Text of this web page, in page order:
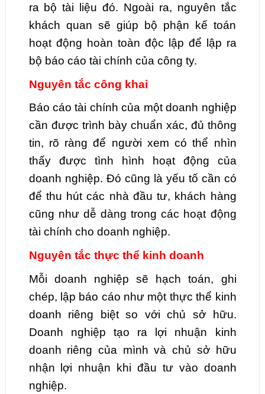
ra bộ tài liệu đó. Ngoài ra, nguyên tắc
khách quan sẽ giúp bộ phận kế toán
hoạt động hoàn toàn độc lập để lập ra
bộ báo cáo tài chính của công ty.
Nguyên tắc công khai
Báo cáo tài chính của một doanh nghiệp
cần được trình bày chuẩn xác, đủ thông
tin, rõ ràng để người xem có thể nhìn
thấy được tình hình hoạt động của
doanh nghiệp. Đó cũng là yếu tố cần có
để thu hút các nhà đầu tư, khách hàng
cũng như dễ dàng trong các hoạt động
tài chính cho doanh nghiệp.
Nguyên tắc thực thể kinh doanh
Mỗi doanh nghiệp sẽ hạch toán, ghi
chép, lập báo cáo như một thực thể kinh
doanh riêng biệt so với chủ sở hữu.
Doanh nghiệp tạo ra lợi nhuận kinh
doanh riêng của mình và chủ sở hữu
nhận lợi nhuận khi đầu tư vào doanh
nghiệp.